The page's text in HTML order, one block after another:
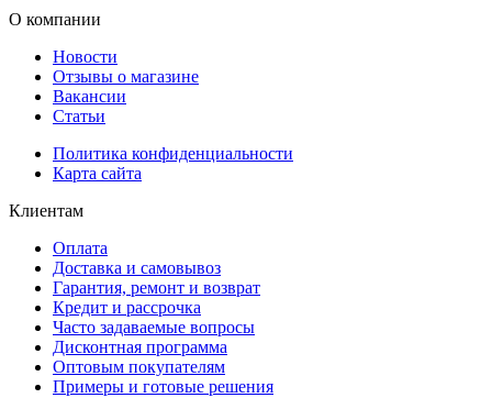
О компании
Новости
Отзывы о магазине
Вакансии
Статьи
Политика конфиденциальности
Карта сайта
Клиентам
Оплата
Доставка и самовывоз
Гарантия, ремонт и возврат
Кредит и рассрочка
Часто задаваемые вопросы
Дисконтная программа
Оптовым покупателям
Примеры и готовые решения